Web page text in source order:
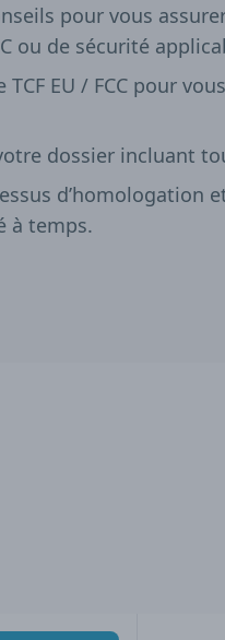
pour vous
ou de sécurité
TCF EU / FCC pour
dossier incluant
d’homologation
à temps.